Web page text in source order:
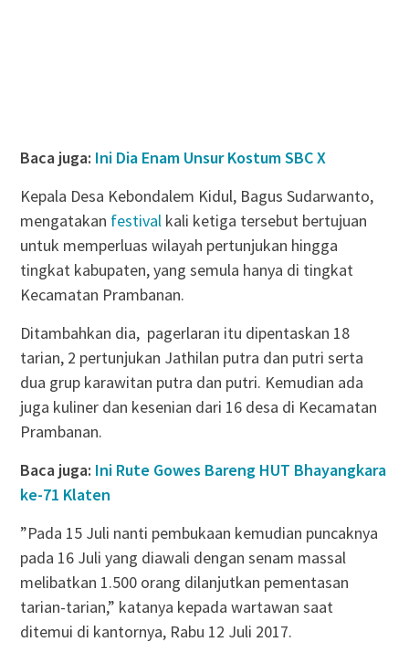
Baca juga: Ini Dia Enam Unsur Kostum SBC X
Kepala Desa Kebondalem Kidul, Bagus Sudarwanto,
mengatakan festival kali ketiga tersebut bertujuan
untuk memperluas wilayah pertunjukan hingga
tingkat kabupaten, yang semula hanya di tingkat
Kecamatan Prambanan.
Ditambahkan dia, pagerlaran itu dipentaskan 18
tarian, 2 pertunjukan Jathilan putra dan putri serta
dua grup karawitan putra dan putri. Kemudian ada
juga kuliner dan kesenian dari 16 desa di Kecamatan
Prambanan.
Baca juga: Ini Rute Gowes Bareng HUT Bhayangkara
ke-71 Klaten
”Pada 15 Juli nanti pembukaan kemudian puncaknya
pada 16 Juli yang diawali dengan senam massal
melibatkan 1.500 orang dilanjutkan pementasan
tarian-tarian,” katanya kepada wartawan saat
ditemui di kantornya, Rabu 12 Juli 2017.